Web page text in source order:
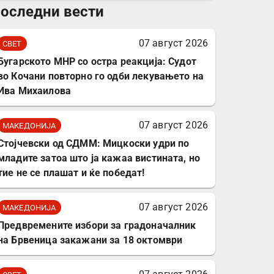
комплет за заштита на
вести
СВЕТ
07 август 2026
МНР со остра реакција: Судот
Кочани повторно го одби лекувањето на
Михаилова
МАКЕДОНИЈА
07 август 2026
од СДММ: Мицкоски удри по
затоа што ја кажаа вистината, но
не се плашат и ќе победат!
МАКЕДОНИЈА
07 август 2026
избори за градоначалник
Брвеница закажани за 18 октомври